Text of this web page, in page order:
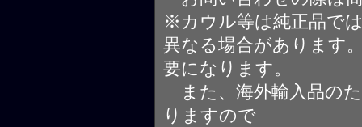
※カウル等は純正品で
異なる場合があります
要になります。
また、海外輸入品の
りますので